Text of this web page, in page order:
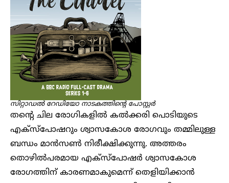
സിറ്റാഡൽ റേഡിയോ നാടകത്തിന്റെ പോസ്റ്റർ
തന്റെ ചില രോഗികളിൽ കൽക്കരി പൊടിയുടെ
എക്സ്പോഷറും ശ്വാസകോശ രോഗവും തമ്മിലുള്ള
ബന്ധം മാൻസൺ നിരീക്ഷിക്കുന്നു. അത്തരം
തൊഴിൽപരമായ എക്സ്പോഷർ ശ്വാസകോശ
രോഗത്തിന് കാരണമാകുമെന്ന് തെളിയിക്കാൻ